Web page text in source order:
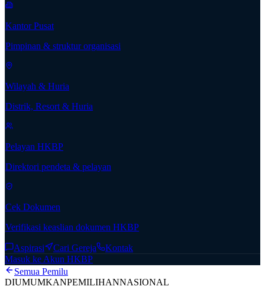
Kantor Pusat
Pimpinan & struktur organisasi
Wilayah & Huria
Distrik, Resort & Huria
Pelayan HKBP
Direktori pendeta & pelayan
Cek Dokumen
Verifikasi keaslian dokumen HKBP
Aspirasi Cari Gereja
Kontak
Masuk ke Akun HKBP
Semua Pemilu
DIUMUMKANPEMILIHANNASIONAL